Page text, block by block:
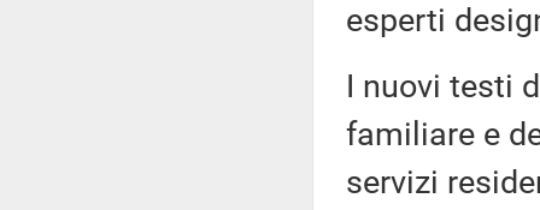
esperti
I nuovi testi
familiare e
servizi